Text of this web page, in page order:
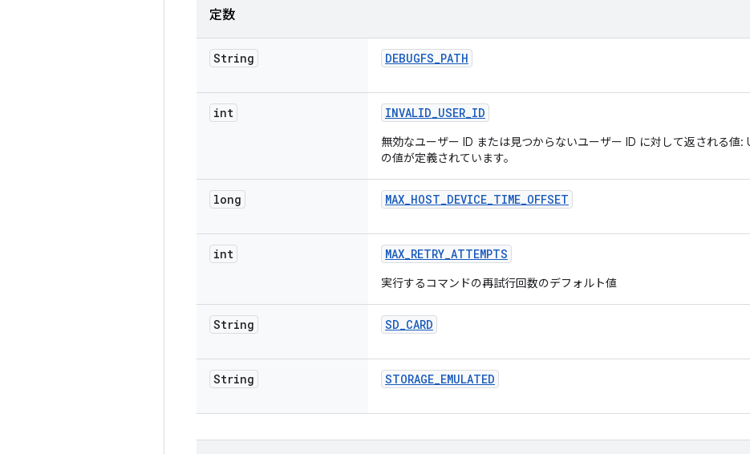
定数
String DEBUGFS_PATH
int INVALID_USER_ID
無効なユーザー ID または見つからないユーザー ID に対して返される
の値が定義されています。
long MAX_HOST_DEVICE_TIME_OFFSET
int MAX_RETRY_ATTEMPTS
実行するコマンドの再試行回数のデフォルト値
String SD_CARD
String STORAGE_EMULATED